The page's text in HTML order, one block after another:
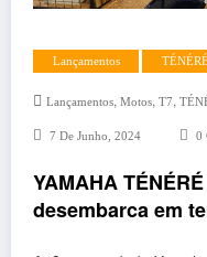
Lançamentos
Lançamentos, Motos, T7,
7 De Junho, 2024 0
YAMAHA
desembarca em